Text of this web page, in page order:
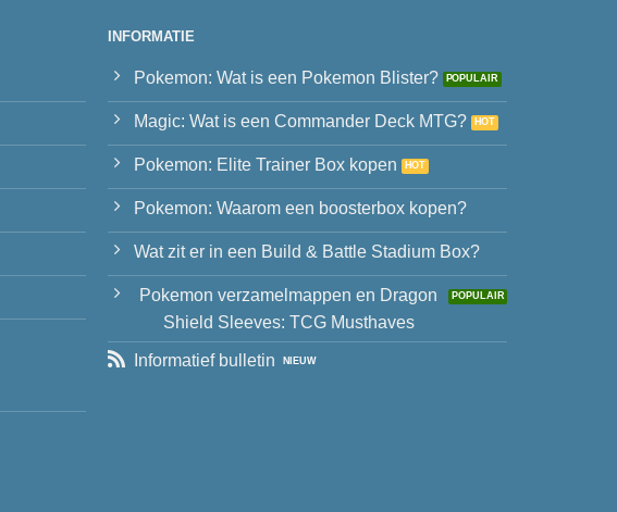
INFORMATIE
Pokemon: Wat is een Pokemon Blister?
Magic: Wat is een Commander Deck MTG?
Pokemon: Elite Trainer Box kopen
Pokemon: Waarom een boosterbox kopen?
Wat zit er in een Build & Battle Stadium Box?
Pokemon verzamelmappen en Dragon
Shield Sleeves: TCG Musthaves
Informatief bulletin